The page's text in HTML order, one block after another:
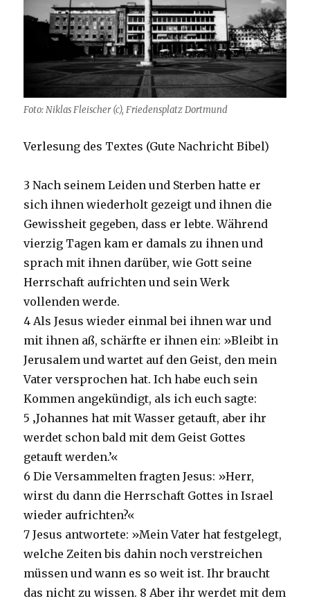
Foto: Niklas Fleischer (c), Friedensplatz Dortmund
Verlesung des Textes (Gute Nachricht Bibel)
3Nach seinem Leiden und Sterben hatte er
sich ihnen wiederholt gezeigt und ihnen die
Gewissheit gegeben, dass er lebte. Während
vierzig Tagen kam er damals zu ihnen und
sprach mit ihnen darüber, wie Gott seine
Herrschaft aufrichten und sein Werk
vollenden werde.
4Als Jesus wieder einmal bei ihnen war und
mit ihnen aß, schärfte er ihnen ein: »Bleibt in
Jerusalem und wartet auf den Geist, den mein
Vater versprochen hat. Ich habe euch sein
Kommen angekündigt, als ich euch sagte:
5 ‚Johannes hat mit Wasser getauft, aber ihr
werdet schon bald mit dem Geist Gottes
getauft werden.’«
6Die Versammelten fragten Jesus: »Herr,
wirst du dann die Herrschaft Gottes in Israel
wieder aufrichten?«
7Jesus antwortete: »Mein Vater hat festgelegt,
welche Zeiten bis dahin noch verstreichen
müssen und wann es so weit ist. Ihr braucht
das nicht zu wissen. 8Aber ihr werdet mit dem